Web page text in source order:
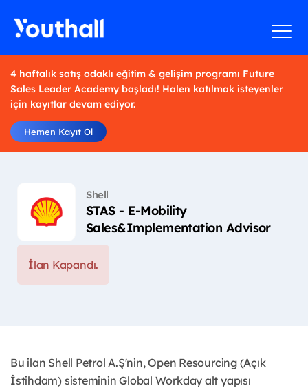
4 haftalık satış odaklı eğitim & gelişim programı Future
Sales Leader Academy başladı! Halen katılmak isteyenler
için kayıtlar devam ediyor.
Hemen Kayıt Ol
Shell
STAS - E-Mobility
Sales&Implementation Advisor
İlan Kapandı.
Bu ilan Shell Petrol A.Ş'nin, Open Resourcing (Açık
İstihdam) sisteminin Global Workday alt yapısı